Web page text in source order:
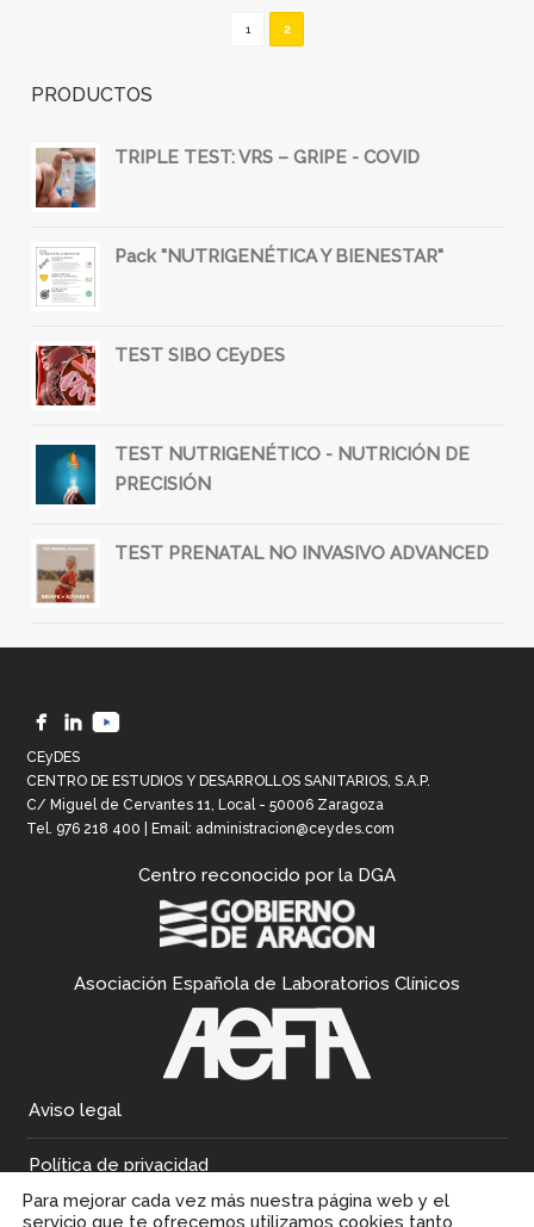
1 2
PRODUCTOS
TRIPLE TEST: VRS – GRIPE - COVID
Pack "NUTRIGENÉTICA Y BIENESTAR"
TEST SIBO CEyDES
TEST NUTRIGENÉTICO - NUTRICIÓN DE
PRECISIÓN
TEST PRENATAL NO INVASIVO ADVANCED
CEyDES
CENTRO DE ESTUDIOS Y DESARROLLOS SANITARIOS, S.A.P.
C/ Miguel de Cervantes 11, Local - 50006 Zaragoza
Tel. 976 218 400 | Email: administracion@ceydes.com
Centro reconocido por la DGA
Asociación Española de Laboratorios Clínicos
Aviso legal
Política de privacidad
Política de cookies
Para mejorar cada vez más nuestra página web y el
servicio que te ofrecemos utilizamos cookies tanto